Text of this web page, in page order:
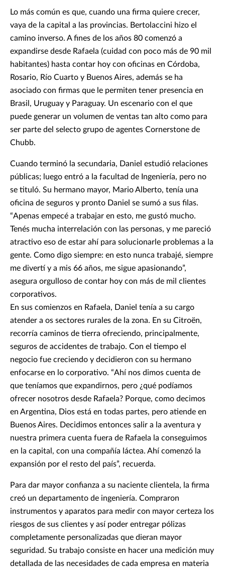
Lo más común es que, cuando una firma quiere crecer,
vaya de la capital a las provincias. Bertolaccini hizo el
camino inverso. A fines de los años 80 comenzó a
expandirse desde Rafaela (cuidad con poco más de 90 mil
habitantes) hasta contar hoy con oficinas en Córdoba,
Rosario, Río Cuarto y Buenos Aires, además se ha
asociado con firmas que le permiten tener presencia en
Brasil, Uruguay y Paraguay. Un escenario con el que
puede generar un volumen de ventas tan alto como para
ser parte del selecto grupo de agentes Cornerstone de
Chubb.
Cuando terminó la secundaria, Daniel estudió relaciones
públicas; luego entró a la facultad de Ingeniería, pero no
se tituló. Su hermano mayor, Mario Alberto, tenía una
oficina de seguros y pronto Daniel se sumó a sus filas.
“Apenas empecé a trabajar en esto, me gustó mucho.
Tenés mucha interrelación con las personas, y me pareció
atractivo eso de estar ahí para solucionarle problemas a la
gente. Como digo siempre: en esto nunca trabajé, siempre
me divertí y a mis 66 años, me sigue apasionando”,
asegura orgulloso de contar hoy con más de mil clientes
corporativos.
En sus comienzos en Rafaela, Daniel tenía a su cargo
atender a os sectores rurales de la zona. En su Citroën,
recorría caminos de tierra ofreciendo, principalmente,
seguros de accidentes de trabajo. Con el tiempo el
negocio fue creciendo y decidieron con su hermano
enfocarse en lo corporativo. “Ahí nos dimos cuenta de
que teníamos que expandirnos, pero ¿qué podíamos
ofrecer nosotros desde Rafaela? Porque, como decimos
en Argentina, Dios está en todas partes, pero atiende en
Buenos Aires. Decidimos entonces salir a la aventura y
nuestra primera cuenta fuera de Rafaela la conseguimos
en la capital, con una compañía láctea. Ahí comenzó la
expansión por el resto del país”, recuerda.
Para dar mayor confianza a su naciente clientela, la firma
creó un departamento de ingeniería. Compraron
instrumentos y aparatos para medir con mayor certeza los
riesgos de sus clientes y así poder entregar pólizas
completamente personalizadas que dieran mayor
seguridad. Su trabajo consiste en hacer una medición muy
detallada de las necesidades de cada empresa en materia